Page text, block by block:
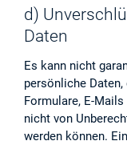
d)
Daten
Es kann nicht
persönliche
Formulare, E-
nicht von
werden können.